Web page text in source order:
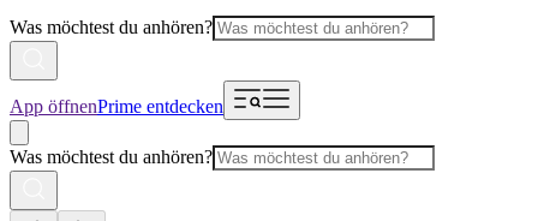
Was möchtest du anhören?
App öffnenPrime entdecken
Was möchtest du anhören?